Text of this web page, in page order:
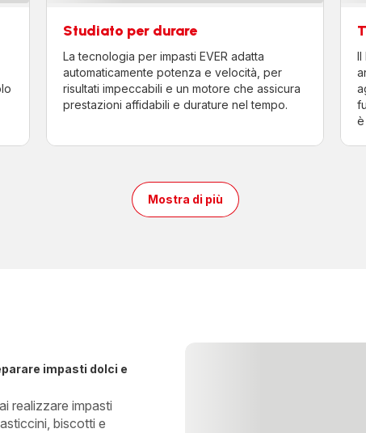
Studiato per durare
La tecnologia per impasti EVER adatta
automaticamente potenza e velocità, per
risultati impeccabili e un motore che assicura
prestazioni affidabili e durature nel tempo.
è
Mostra di più
impasti dolci e
realizzare impasti
biscotti e